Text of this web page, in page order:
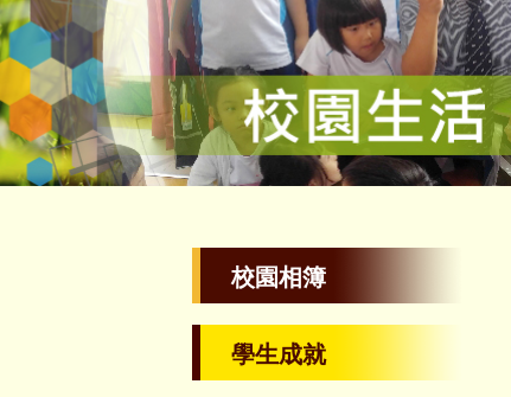
校園相簿
學生成就